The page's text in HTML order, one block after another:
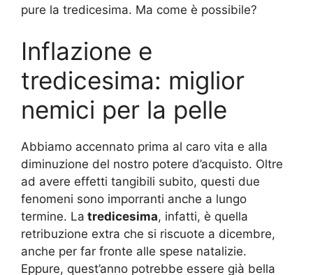
pure la tredicesima. Ma come è possibile?
Inflazione e
tredicesima: miglior
nemici per la pelle
Abbiamo accennato prima al caro vita e alla
diminuzione del nostro potere d’acquisto. Oltre
ad avere effetti tangibili subito, questi due
fenomeni sono imporranti anche a lungo
termine. La tredicesima, infatti, è quella
retribuzione extra che si riscuote a dicembre,
anche per far fronte alle spese natalizie.
Eppure, quest’anno potrebbe essere già bella